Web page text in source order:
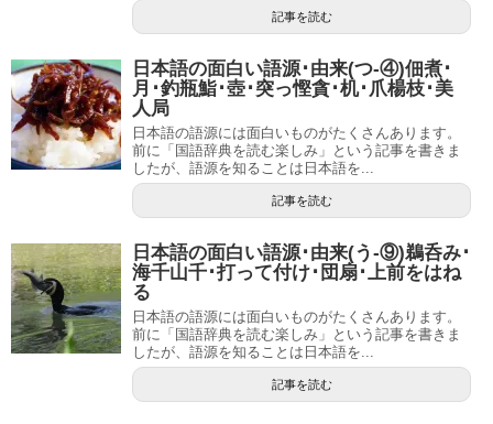
記事を読む
日本語の面白い語源･由来(つ-④)佃煮･
月･釣瓶鮨･壺･突っ慳貪･机･爪楊枝･美
人局
日本語の語源には面白いものがたくさんあります。
前に「国語辞典を読む楽しみ」という記事を書きま
したが、語源を知ることは日本語を...
記事を読む
日本語の面白い語源･由来(う-⑨)鵜呑み･
海千山千･打って付け･団扇･上前をはね
る
日本語の語源には面白いものがたくさんあります。
前に「国語辞典を読む楽しみ」という記事を書きま
したが、語源を知ることは日本語を...
記事を読む